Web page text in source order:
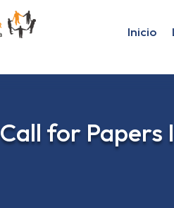
Inicio
Call for Papers